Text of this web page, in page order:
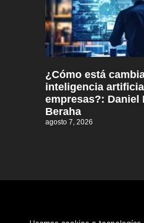
¿Cómo está
inteligencia
empresas?: Daniel
Beraha
agosto 7, 2026